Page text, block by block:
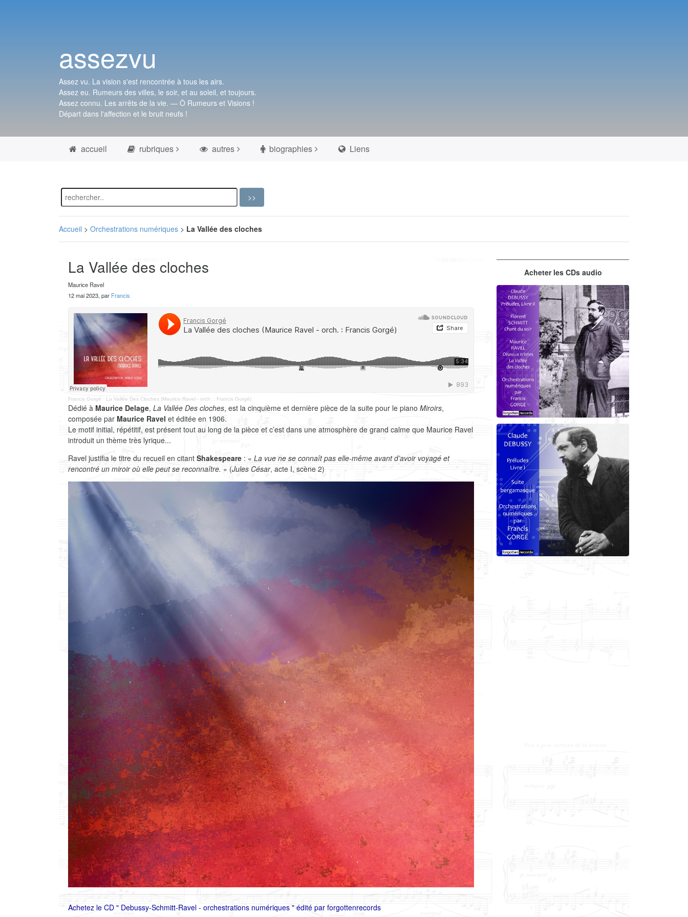
assezvu
Assez vu. La vision s'est rencontrée à tous les airs.
Assez eu. Rumeurs des villes, le soir, et au soleil, et toujours.
Assez connu. Les arrêts de la vie. — Ô Rumeurs et Visions !
Départ dans l'affection et le bruit neufs !
accueil rubriques autres biographies Liens
Accueil >Orchestrations numériques > La Vallée des cloches
La Vallée des cloches
Maurice Ravel
12 mai 2023, par Francis
Francis Gorgé · La Vallée Des Cloches (Maurice Ravel - orch. : Francis Gorgé)
Dédié à Maurice Delage,La Vallée Des cloches, est la cinquième et dernière pièce de la suite pour le pianoMiroirs,
composée parMaurice Ravel et éditée en 1906.
Le motif initial, répétitif, est présent tout au long de la pièce et c’est dans une atmosphère de grand calme que Maurice Ravel
introduit un thème très lyrique...
Ravel justifia le titre du recueil en citantShakespeare : «La vue ne se connaît pas elle-même avant d’avoir voyagé et
rencontré un miroir où elle peut se reconnaître. » (Jules César, acte I, scène 2)
Achetez le CD " Debussy-Schmitt-Ravel - orchestrations numériques " édité par forgottenrecords
Acheter les CDs audio
Debussy - Schmitt - Ravel
orchestrations numériques par
Francis Gorgé